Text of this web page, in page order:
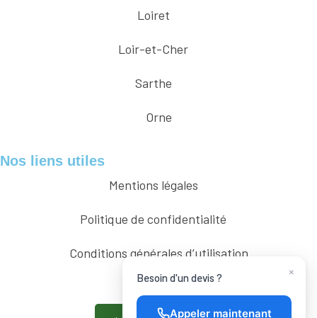
Loiret
Loir-et-Cher
Sarthe
Orne
Nos liens utiles
Mentions légales
Politique de confidentialité
Conditions générales d’utilisation
×
Besoin d'un devis ?
Appeler maintenant